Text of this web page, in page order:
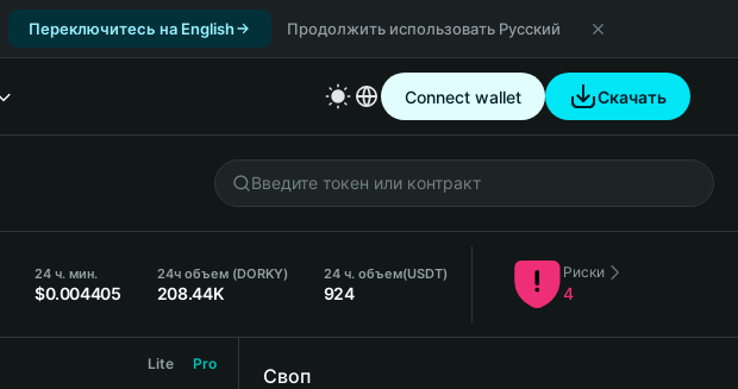
Переключитесь на English Продолжить использовать Русский
Connect wallet Скачать
24 ч. мин.
$0.004405
24ч объем (DORKY)
208.44K
24 ч. объем(USDT)
924
Риски
4
Lite Pro
Своп